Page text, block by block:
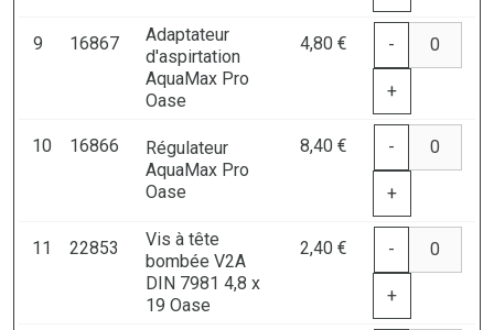
9 16867
Adaptateur
d'aspirtation
AquaMax Pro
Oase
4,80 € -
+
10 16866
Régulateur
AquaMax Pro
Oase
8,40 € -
+
11 22853
Vis à tête
bombée V2A
DIN 7981 4,8 x
19 Oase
2,40 € -
+